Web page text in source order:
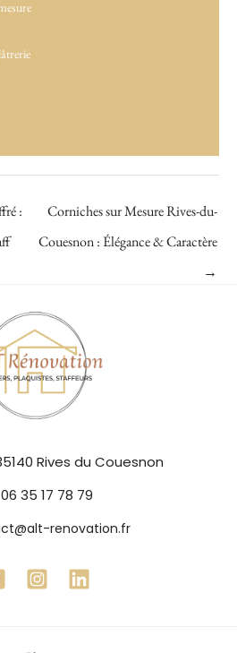
:
Corniches sur Mesure Rives-du-
Couesnon : Élégance & Caractère
→
Rives du Couesnon
06 35 17 78 79
renovation.fr